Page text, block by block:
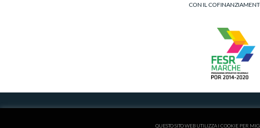
CON IL
QUESTO SITO WEB UTILIZZA I COOKIE PER